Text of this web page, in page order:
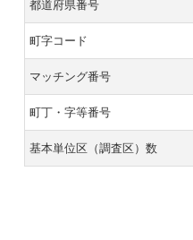
都道府県番号
町字コード
マッチング番号
町丁・字等番号
基本単位区（調査区）数